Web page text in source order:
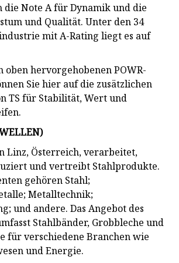
die Note A für Dynamik und die
und Qualität. Unter den 34
mit A-Rating liegt es auf
oben hervorgehobenen POWR-
Sie hier auf die zusätzlichen
TS für Stabilität, Wert und
)
Linz, Österreich, verarbeitet,
und vertreibt Stahlprodukte.
gehören Stahl;
Metalltechnik;
und andere. Das Angebot des
Stahlbänder, Grobbleche und
für verschiedene Branchen wie
und Energie.